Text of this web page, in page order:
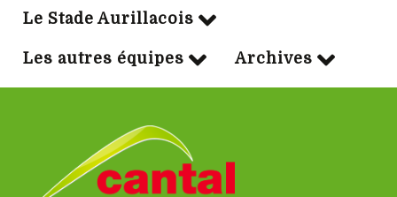
Le Stade Aurillacois
Les autres équipes Archives